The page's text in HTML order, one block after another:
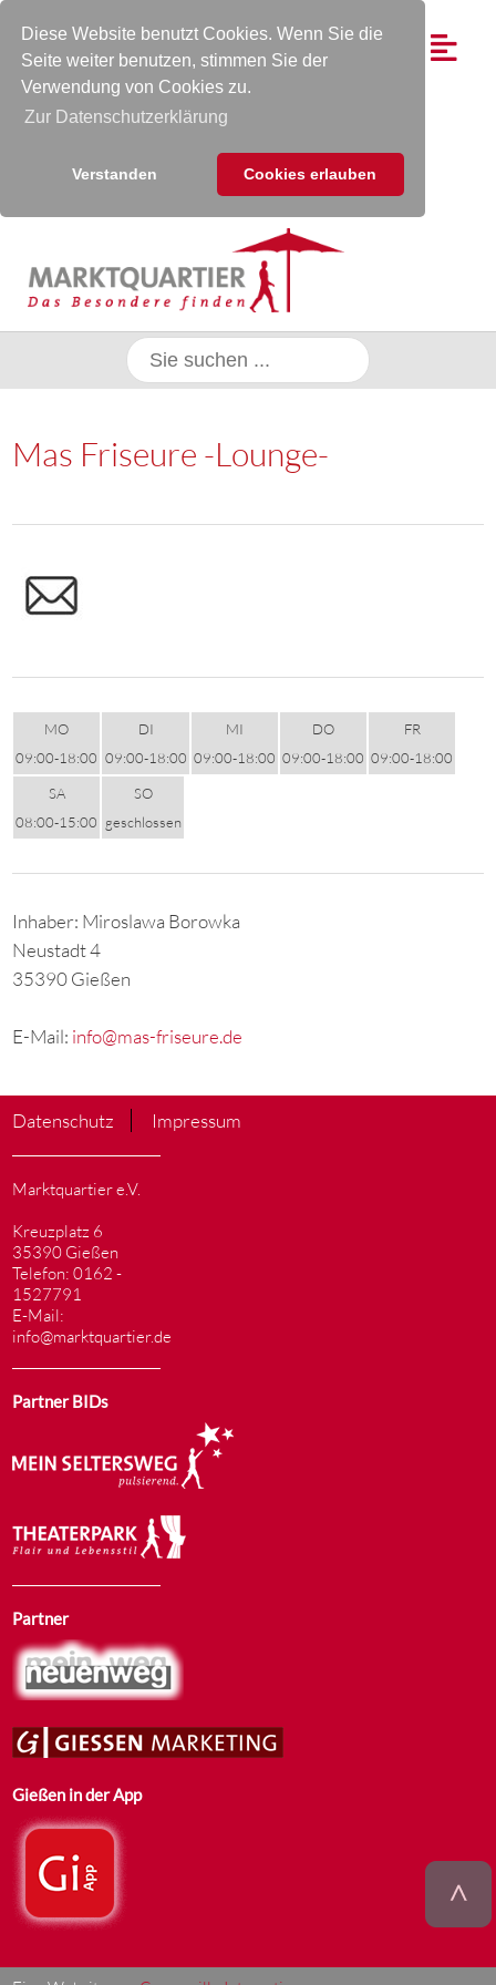
Diese Website benutzt Cookies. Wenn Sie die
Seite weiter benutzen, stimmen Sie der
Verwendung von Cookies zu.
Zur Datenschutzerklärung
Verstanden Cookies erlauben
Mas Friseure -Lounge-
MO
09:00-18:00
DI
09:00-18:00
MI
09:00-18:00
DO
09:00-18:00
FR
09:00-18:00
SA
08:00-15:00
SO
geschlossen
Inhaber: Miroslawa Borowka
Neustadt 4
35390 Gießen
E-Mail: info@mas-friseure.de
Datenschutz Impressum
Marktquartier e.V.
Kreuzplatz 6
35390 Gießen
Telefon: 0162 -
1527791
E-Mail:
info@marktquartier.de
Partner BIDs
Partner
Gießen in der App